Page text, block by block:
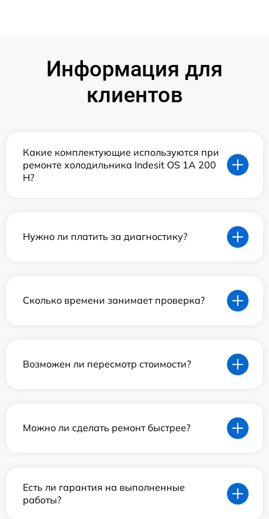
Информация для
клиентов
Какие комплектующие используются при
ремонте холодильника Indesit OS 1A 200
H?
Нужно ли платить за диагностику?
Сколько времени занимает проверка?
Возможен ли пересмотр стоимости?
Можно ли сделать ремонт быстрее?
Есть ли гарантия на выполненные
работы?